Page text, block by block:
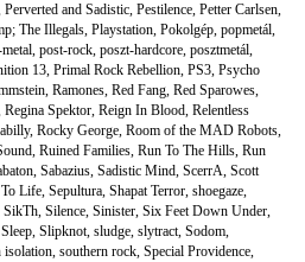
Perverted and Sadistic, Pestilence, Petter Carlsen,
The Illegals, Playstation, Pokolgép, popmetál,
, post-rock, poszt-hardcore, posztmetál,
13, Primal Rock Rebellion, PS3, Psycho
, Ramones, Red Fang, Red Sparowes,
Regina Spektor, Reign In Blood, Relentless
, Rocky George, Room of the MAD Robots,
, Ruined Families, Run To The Hills, Run
, Sabazius, Sadistic Mind, ScerrA, Scott
To Life, Sepultura, Shapat Terror, shoegaze,
SikTh, Silence, Sinister, Six Feet Down Under,
Sleep, Slipknot, sludge, slytract, Sodom,
isolation, southern rock, Special Providence,